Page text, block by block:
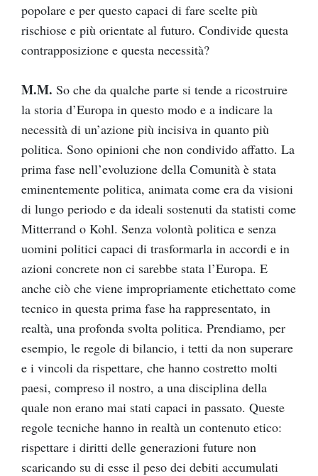
popolare e per questo capaci di fare scelte più
rischiose e più orientate al futuro. Condivide questa
contrapposizione e questa necessità?
M.M. So che da qualche parte si tende a ricostruire
la storia d’Europa in questo modo e a indicare la
necessità di un’azione più incisiva in quanto più
politica. Sono opinioni che non condivido affatto. La
prima fase nell’evoluzione della Comunità è stata
eminentemente politica, animata come era da visioni
di lungo periodo e da ideali sostenuti da statisti come
Mitterrand o Kohl. Senza volontà politica e senza
uomini politici capaci di trasformarla in accordi e in
azioni concrete non ci sarebbe stata l’Europa. E
anche ciò che viene impropriamente etichettato come
tecnico in questa prima fase ha rappresentato, in
realtà, una profonda svolta politica. Prendiamo, per
esempio, le regole di bilancio, i tetti da non superare
e i vincoli da rispettare, che hanno costretto molti
paesi, compreso il nostro, a una disciplina della
quale non erano mai stati capaci in passato. Queste
regole tecniche hanno in realtà un contenuto etico:
rispettare i diritti delle generazioni future non
scaricando su di esse il peso dei debiti accumulati